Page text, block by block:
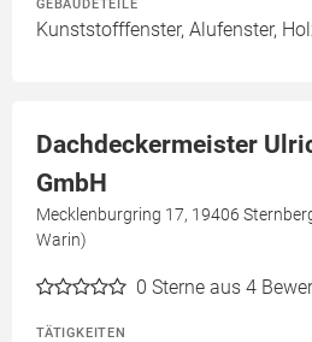
GEBÄUDETEILE
Kunststofffenster, Alufenster,
Dachdeckermeister
GmbH
Mecklenburgring 17, 19406
Warin)
0 Sterne aus 4
TÄTIGKEITEN